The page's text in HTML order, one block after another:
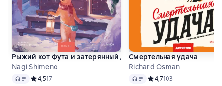
Рыжий кот Фута и затерянный домик в горах
Nagi Shimeno
Audio Средний рейтинг 4,5 на основе 17 оценок
4,517
Смертельная удача
Richard Osman
Audio Средний рейтинг 4,7 на
4,7103